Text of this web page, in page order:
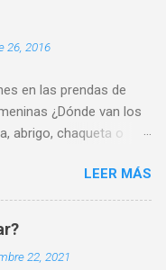
26, 2016
en las prendas de
¿Dónde van los
abrigo, chaqueta o
También hay que
para camisa de
ser pequeños de 1cm
(camisa azul de la
LEER MÁS
22, 2021